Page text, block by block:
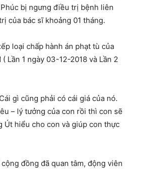
bị ngưng điều trị bệnh liên
của bác sĩ khoảng 01 tháng.
loại chấp hành án phạt tù của
Lần 1 ngày 03-12-2018 và Lần 2
gì cũng phải có cái giá của nó.
– lý tưởng của con rồi thì con sẽ
Út hiểu cho con và giúp con thực
đồng đã quan tâm, động viên